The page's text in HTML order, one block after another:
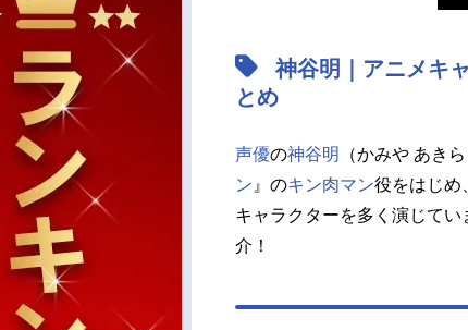
声優記事一覧
神谷明｜アニメキ
とめ
声優の神谷明 （かみや あき
ン 』のキン肉マン役をはじめ
キャラクターを多く演じてい
介！